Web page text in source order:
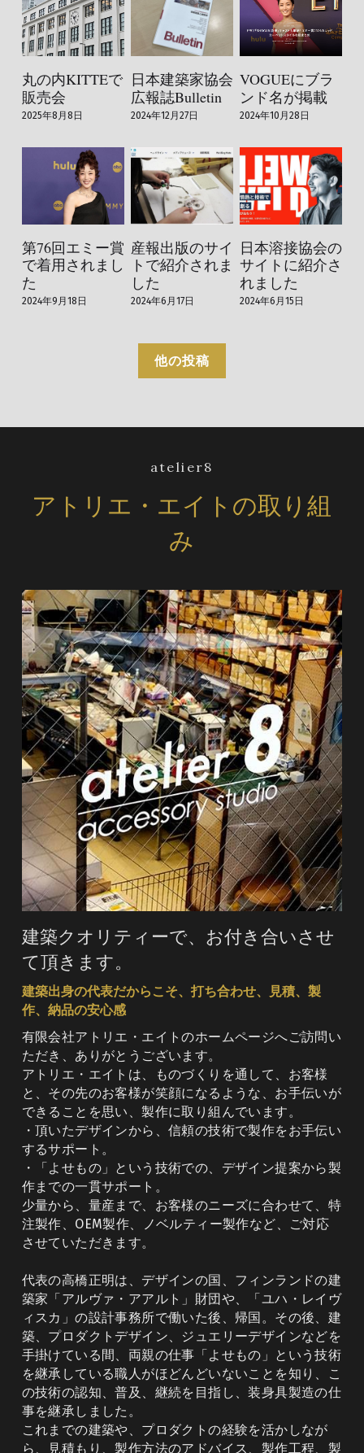
丸の内KITTEで
販売会
2025年8月8日
日本建築家協会
広報誌Bulletin
2024年12月27日
VOGUEにブラ
ンド名が掲載
2024年10月28日
第76回エミー賞
で着用されまし
た
2024年9月18日
産報出版のサイ
トで紹介されま
した
2024年6月17日
日本溶接協会の
サイトに紹介さ
れました
2024年6月15日
他の投稿
atelier8
アトリエ・エイトの取り組
み
建築クオリティーで、お付き合いさせ
て頂きます。
建築出身の代表だからこそ、打ち合わせ、見積、製
作、納品の安心感
有限会社アトリエ・エイトのホームページへご訪問い
ただき、ありがとうございます。
アトリエ・エイトは、ものづくりを通して、お客様
と、その先のお客様が笑顔になるような、お手伝いが
できることを思い、製作に取り組んでいます。
・頂いたデザインから、信頼の技術で製作をお手伝い
するサポート。
・「よせもの」という技術での、デザイン提案から製
作までの一貫サポート。
少量から、量産まで、お客様のニーズに合わせて、特
注製作、OEM製作、ノベルティー製作など、ご対応
させていただきます。
代表の高橋正明は、デザインの国、フィンランドの建
築家「アルヴァ・アアルト」財団や、「ユハ・レイヴ
ィスカ」の設計事務所で働いた後、帰国。その後、建
築、プロダクトデザイン、ジュエリーデザインなどを
手掛けている間、両親の仕事「よせもの」という技術
を継承している職人がほどんどいないことを知り、こ
の技術の認知、普及、継続を目指し、装身具製造の仕
事を継承しました。
これまでの建築や、プロダクトの経験を活かしなが
ら、見積もり、製作方法のアドバイス、製作工程、製